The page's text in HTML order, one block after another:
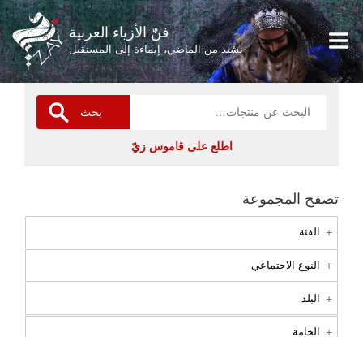
فنّ الأزياء العربية
نشيد من الماضي، إيماءة إلى المستقبل
بحث
اطلع على قاموس زيّ
تصفح المجموعة
الفئة
النوع الاجتماعي
البلد
الخامة